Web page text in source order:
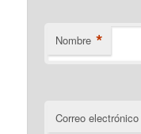
Nombre *
Correo electrónico